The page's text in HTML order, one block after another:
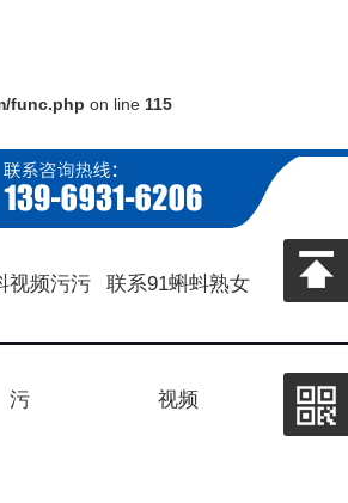
func.php on line 115
视频污污
污
联系91蝌蚪熟女
视频